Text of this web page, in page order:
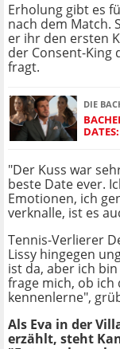
Erholung gibt es
nach dem Match.
er ihr den ersten
der Consent-King
fragt.
DIE
"Der Kuss war
beste Date ever.
Emotionen, ich
verknalle, ist es
Tennis-Verlierer
Lissy hingegen
ist da, aber ich
frage mich, ob ich
kennenlerne",
Als Eva in der
erzählt, steht